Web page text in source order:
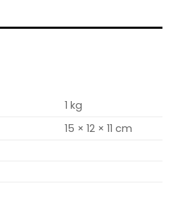
1 kg
15 × 12 × 11 cm